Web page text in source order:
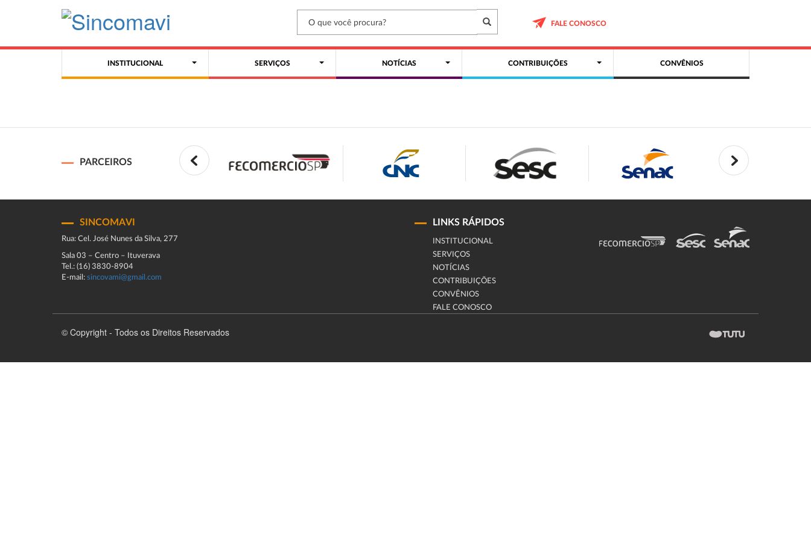
FALE CONOSCO
INSTITUCIONAL SERVIÇOS NOTÍCIAS CONTRIBUIÇÕES CONVÊNIOS
PARCEIROS
SINCOMAVI
Rua: Cel. José Nunes da Silva, 277
Sala 03 – Centro – Ituverava
Tel.: (16) 3830-8904
E-mail: sincovami@gmail.com
LINKS RÁPIDOS
INSTITUCIONAL
SERVIÇOS
NOTÍCIAS
CONTRIBUIÇÕES
CONVÊNIOS
FALE CONOSCO
© Copyright - Todos os Direitos Reservados